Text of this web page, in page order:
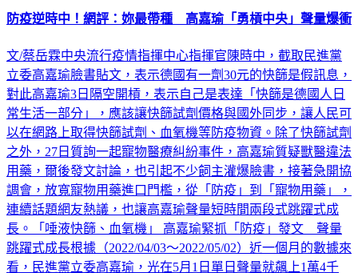
文/蔡岳霖中央流行疫情指揮中心指揮官陳時中，截取民進黨
立委高嘉瑜臉書貼文，表示德國有一劑30元的快篩是假訊息，
對此高嘉瑜3日隔空開槓，表示自己是表達「快篩是德國人日
常生活一部分」，應該讓快篩試劑價格與國外同步，讓人民可
以在網路上取得快篩試劑、血氧機等防疫物資。除了快篩試劑
之外，27日質詢一起寵物醫療糾紛事件，高嘉瑜質疑獸醫違法
用藥，爾後發文討論，也引起不少飼主灌爆臉書，接著急開協
調會，放寬寵物用藥進口門檻，從「防疫」到「寵物用藥」，
連續話題網友熱議，也讓高嘉瑜聲量短時間兩段式跳躍式成
長。「唾液快篩、血氧機」 高嘉瑜緊抓「防疫」發文 聲量
跳躍式成長根據（2022/04/03～2022/05/02）近一個月的數據來